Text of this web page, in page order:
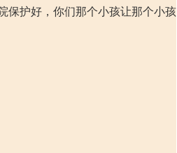
保护好，你们那个小孩让那个小孩